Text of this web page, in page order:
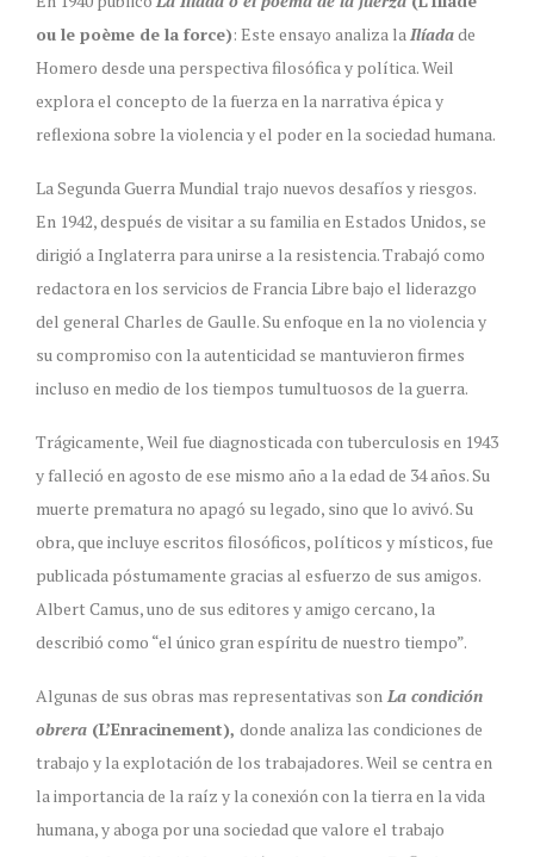
ou le poème de la force): Este ensayo analiza laIlíadade
Homero desde una perspectiva filosófica y política. Weil
explora el concepto de la fuerza en la narrativa épica y
reflexiona sobre la violencia y el poder en la sociedad humana.
La Segunda Guerra Mundial trajo nuevos desafíos y riesgos.
En 1942, después de visitar a su familia en Estados Unidos, se
dirigió a Inglaterra para unirse a la resistencia. Trabajó como
redactora en los servicios de Francia Libre bajo el liderazgo
del general Charles de Gaulle. Su enfoque en la no violencia y
su compromiso con la autenticidad se mantuvieron firmes
incluso en medio de los tiempos tumultuosos de la guerra.
Trágicamente, Weil fue diagnosticada con tuberculosis en 1943
y falleció en agosto de ese mismo año a la edad de 34 años. Su
muerte prematura no apagó su legado, sino que lo avivó. Su
obra, que incluye escritos filosóficos, políticos y místicos, fue
publicada póstumamente gracias al esfuerzo de sus amigos.
Albert Camus, uno de sus editores y amigo cercano, la
describió como “el único gran espíritu de nuestro tiempo”.
Algunas de sus obras mas representativas son La condición
obrera (L’Enracinement), donde analiza las condiciones de
trabajo y la explotación de los trabajadores. Weil se centra en
la importancia de la raíz y la conexión con la tierra en la vida
humana, y aboga por una sociedad que valore el trabajo